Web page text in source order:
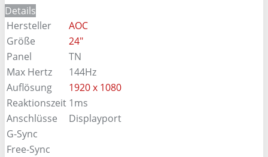
Details
Hersteller
AOC
Größe
24"
Panel
TN
Max Hertz
144Hz
Auflösung
1920 x 1080
Reaktionszeit 1ms
Anschlüsse
Displayport
G-Sync
Free-Sync